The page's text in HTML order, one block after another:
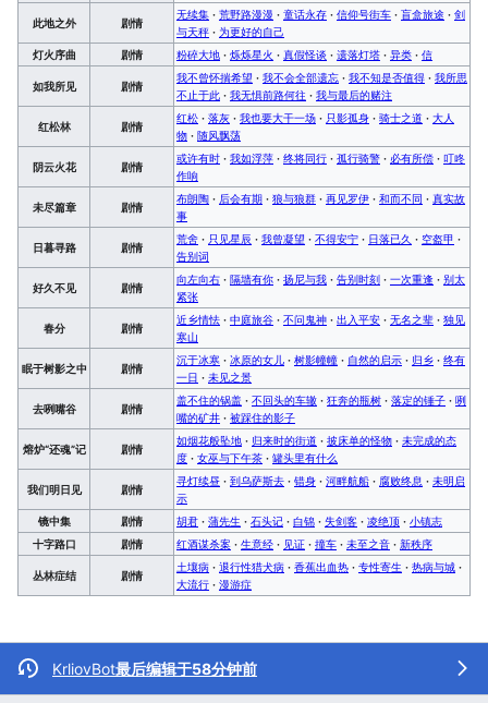
此地之外 剧情
无续集 · 荒野路漫漫 · 童话永存 · 信仰号街车 · 盲盒旅途 · 剑
与天秤 · 为更好的自己
灯火序曲
剧情 粉碎大地 · 烁烁星火 · 真假怪谈 · 遗落灯塔 · 异类 · 信
如我所见 剧情
我不曾怀揣希望 · 我不会全部遗忘 · 我不知是否值得 · 我所思
不止于此 · 我无惧前路何往 · 我与最后的赌注
红松林 剧情
红松 · 落灰 · 我也要大干一场 · 只影孤身 · 骑士之道 · 大人
物 · 随风飘荡
阴云火花 剧情
或许有时 · 我如浮萍 · 终将同行 · 孤行骑警 · 必有所偿 · 叮咚
作响
未尽篇章 剧情
布朗陶 · 后会有期 · 狼与狼群 · 再见罗伊 · 和而不同 · 真实故
事
日暮寻路 剧情
荒舍 · 只见星辰 · 我曾凝望 · 不得安宁 · 日落已久 · 空盔甲 ·
告别词
好久不见 剧情
向左向右 · 隔墙有你 · 扬尼与我 · 告别时刻 · 一次重逢 · 别太
紧张
春分 剧情
近乡情怯 · 中庭旅谷 · 不问鬼神 · 出入平安 · 无名之辈 · 独见
寒山
眠于树影之中 剧情
沉于冰寒 · 冰原的女儿 · 树影幢幢 · 自然的启示 · 归乡 · 终有
一日 · 未见之景
去咧嘴谷 剧情
盖不住的锅盖 · 不回头的车辙 · 狂奔的瓶树 · 落定的锤子 · 咧
嘴的矿井 · 被踩住的影子
熔炉“还魂”记 剧情
如烟花般坠地 · 归来时的街道 · 披床单的怪物 · 未完成的态
度 · 女巫与下午茶 · 罐头里有什么
我们明日见 剧情
寻灯续昼 · 到乌萨斯去 · 错身 · 河畔航船 · 腐败终息 · 未明启
示
镜中集
剧情 胡君 · 蒲先生 · 石头记 · 白锦 · 失剑客 · 凌绝顶 · 小镇志
十字路口
剧情 红酒谋杀案 · 生意经 · 见证 · 撞车 · 未至之音 · 新秩序
丛林症结 剧情
土壤病 · 退行性猎犬病 · 香蕉出血热 · 专性寄生 · 热病与城 ·
大流行 · 漫游症
KrliovBot最后编辑于58分钟前